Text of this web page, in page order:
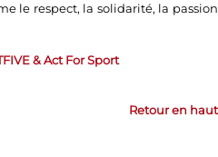
le respect, la solidarité, la passion
& Act For Sport
Retour en haut